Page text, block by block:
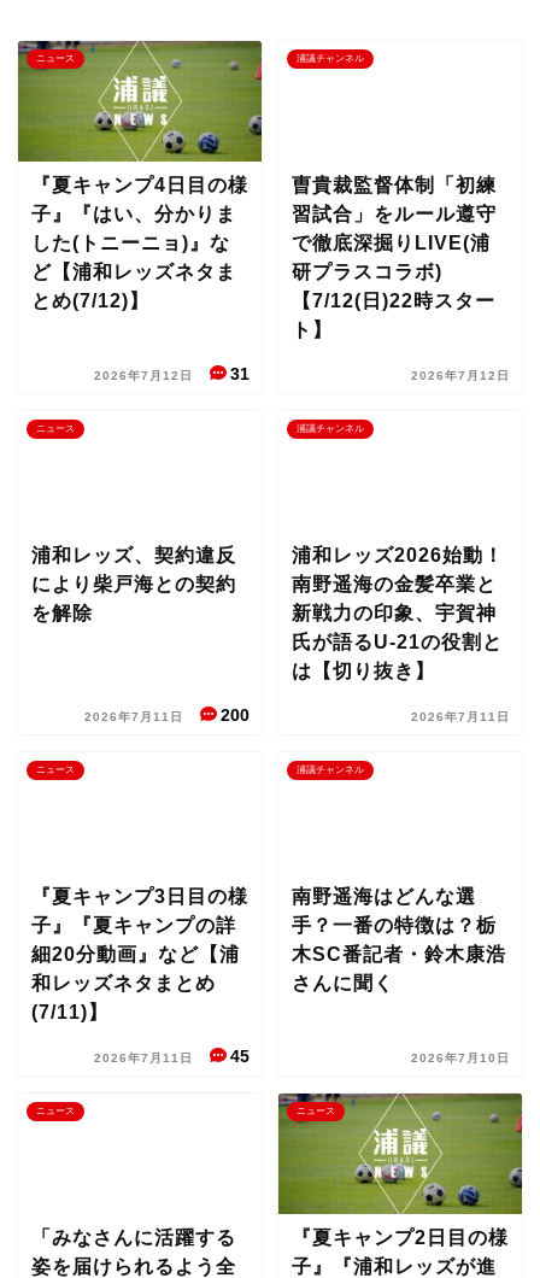
ニュース
『夏キャンプ4日目の様
子』『はい、分かりま
した(トニーニョ)』な
ど【浦和レッズネタま
とめ(7/12)】
2026年7月12日 31
浦議チャンネル
曺貴裁監督体制「初練
習試合」をルール遵守
で徹底深掘りLIVE(浦
研プラスコラボ)
【7/12(日)22時スター
ト】
2026年7月12日
ニュース
浦和レッズ、契約違反
により柴戸海との契約
を解除
2026年7月11日 200
浦議チャンネル
浦和レッズ2026始動！
南野遥海の金髪卒業と
新戦力の印象、宇賀神
氏が語るU-21の役割と
は【切り抜き】
2026年7月11日
ニュース
『夏キャンプ3日目の様
子』『夏キャンプの詳
細20分動画』など【浦
和レッズネタまとめ
(7/11)】
2026年7月11日 45
浦議チャンネル
南野遥海はどんな選
手？一番の特徴は？栃
木SC番記者・鈴木康浩
さんに聞く
2026年7月10日
ニュース
「みなさんに活躍する
姿を届けられるよう全
ニュース
『夏キャンプ2日目の様
子』『浦和レッズが進